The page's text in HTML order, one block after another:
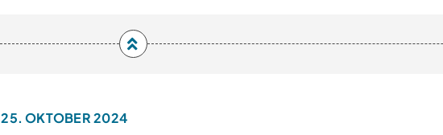
25. OKTOBER 2024